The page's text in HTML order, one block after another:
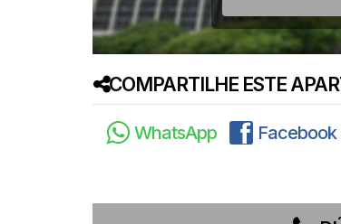
COMPARTILHE ESTE
WhatsApp Facebook